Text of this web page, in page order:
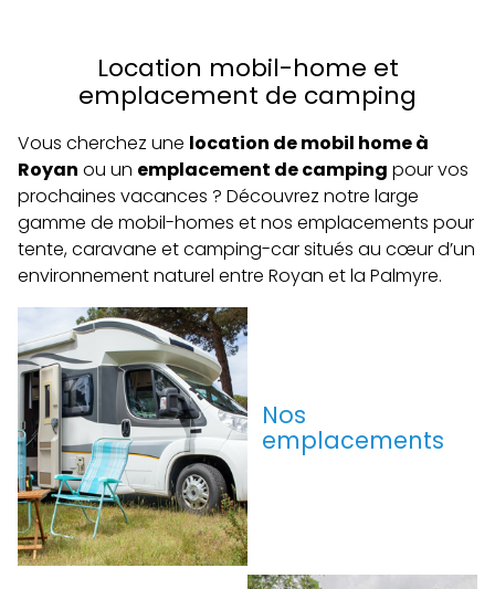
Location mobil-home et
emplacement de camping
Vous cherchez une location de mobil home à
Royan ou un emplacement de camping pour vos
prochaines vacances ? Découvrez notre large
gamme de mobil-homes et nos emplacements pour
tente, caravane et camping-car situés au cœur d’un
environnement naturel entre Royan et la Palmyre.
Nos
emplacements